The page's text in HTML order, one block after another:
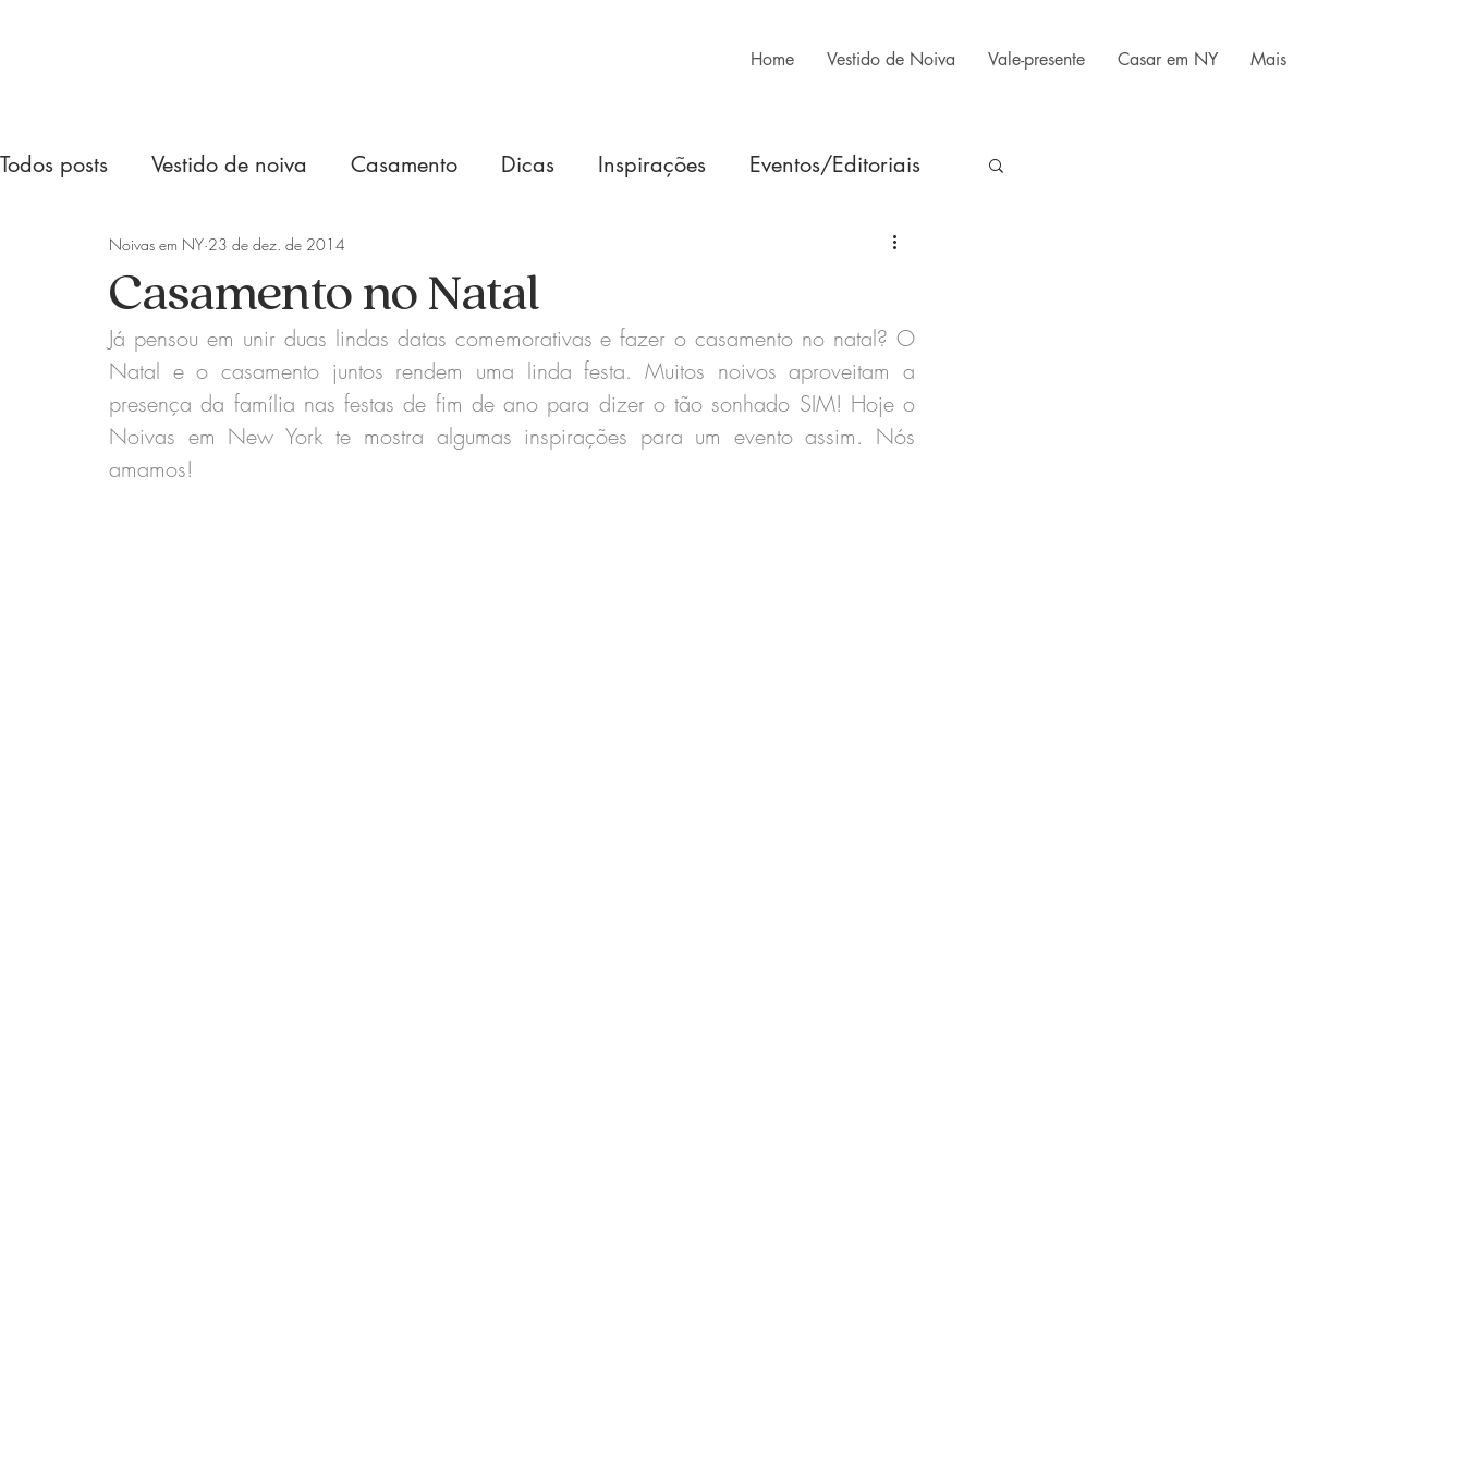
Home Vestido de Noiva Vale-presente Casar em NY Mais
Todos posts Vestido de noiva Casamento Dicas Inspirações Eventos/Editoriais
Casamento no Natal
Noivas em NY 23 de dez. de 2014
Já pensou em unir duas lindas datas comemorativas e fazer o casamento no natal? O
Natal e o casamento juntos rendem uma linda festa. Muitos noivos aproveitam a
presença da família nas festas de fim de ano para dizer o tão sonhado SIM! Hoje o
Noivas em New York te mostra algumas inspirações para um evento assim. Nós
amamos!